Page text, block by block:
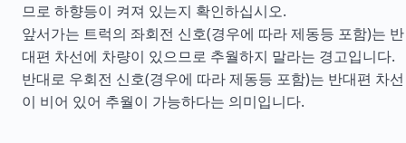
므로 하향등이 켜져 있는지 확인하십시오.
앞서가는 트럭의 좌회전 신호(경우에 따라 제동등 포함)는 반
대편 차선에 차량이 있으므로 추월하지 말라는 경고입니다.
반대로 우회전 신호(경우에 따라 제동등 포함)는 반대편 차선
이 비어 있어 추월이 가능하다는 의미입니다.